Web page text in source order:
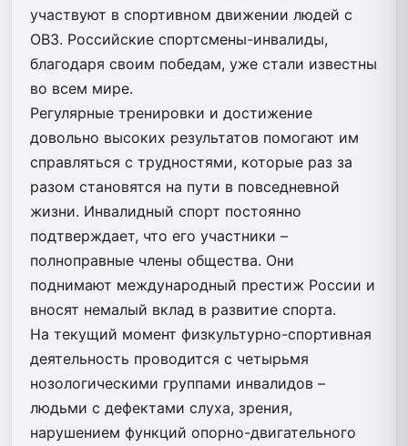
участвуют в спортивном движении людей с
ОВЗ. Российские спортсмены-инвалиды,
благодаря своим победам, уже стали известны
во всем мире.
Регулярные тренировки и достижение
довольно высоких результатов помогают им
справляться с трудностями, которые раз за
разом становятся на пути в повседневной
жизни. Инвалидный спорт постоянно
подтверждает, что его участники –
полноправные члены общества. Они
поднимают международный престиж России и
вносят немалый вклад в развитие спорта.
На текущий момент физкультурно-спортивная
деятельность проводится с четырьмя
нозологическими группами инвалидов –
людьми с дефектами слуха, зрения,
нарушением функций опорно-двигательного